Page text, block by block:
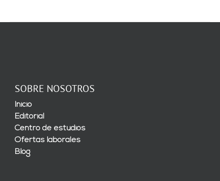
SOBRE NOSOTROS
Inicio
Editorial
Centro de estudios
Ofertas laborales
Blog